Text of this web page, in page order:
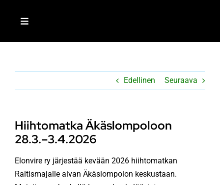
Toggle
TOIMINTA
Edellinen Seuraava
Hiihtomatka Äkäslompoloon
28.3.–3.4.2026
Elonvire ry järjestää kevään 2026 hiihtomatkan
Raitismajalle aivan Äkäslompolon keskustaan.